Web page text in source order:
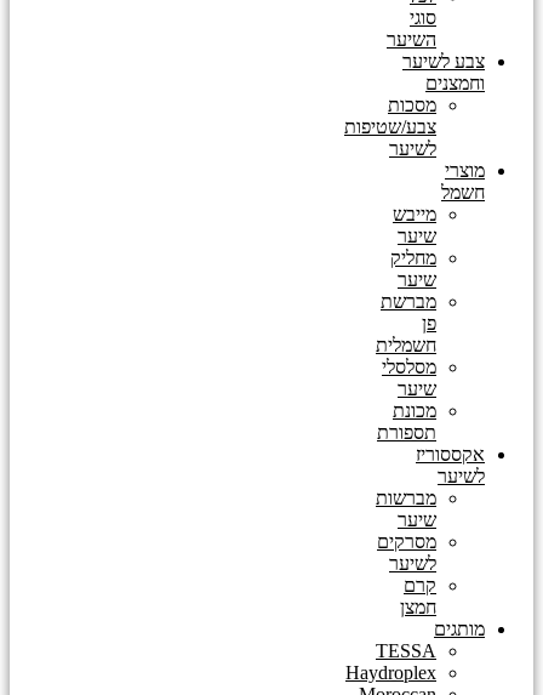
סוגי
השיער
צבע לשיער
וחמצנים
מסכות
צבע/שטיפות
לשיער
מוצרי
חשמל
מייבש
שיער
מחליק
שיער
מברשת
פן
חשמלית
מסלסלי
שיער
מכונת
תספורת
אקססוריז
לשיער
מברשות
שיער
מסרקים
לשיער
קרם
חמצן
מותגים
TESSA
Haydroplex